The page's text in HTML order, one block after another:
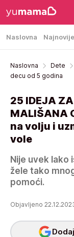
Naslovna Najnovije
Naslovna Dete
decu od 5 godina
25 IDEJA
MALIŠANA
na volju i
vole
Nije uvek lako
žele tako
pomoći.
Objavljeno